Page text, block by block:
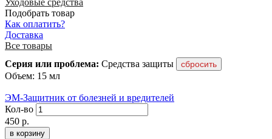
Уходовые средства
Подобрать товар
Как оплатить?
Доставка
Все товары
Серия или проблема: Средства защиты
Объем: 15 мл
ЭМ-Защитник от болезней и вредителей
Кол-во
450 р.
в корзину